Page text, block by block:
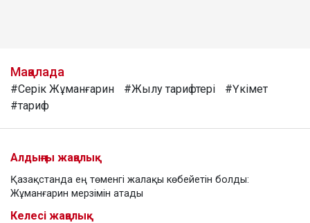
Мақалада
#Серік Жұманғарин #Жылу тарифтері
#Үкімет
#тариф
Алдыңғы жаңалық
Қазақстанда ең төменгі жалақы көбейетін болды:
Жұманғарин мерзімін атады
Келесі жаңалық